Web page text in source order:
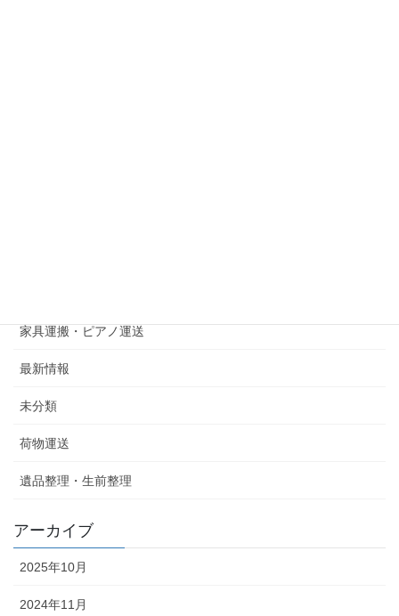
家具運搬・ピアノ運送
最新情報
未分類
荷物運送
遺品整理・生前整理
アーカイブ
2025年10月
2024年11月